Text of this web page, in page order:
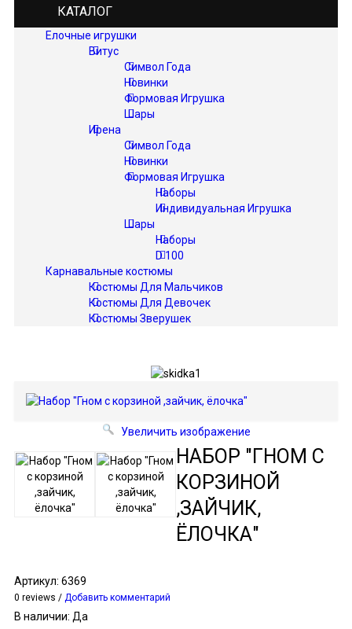
КАТАЛОГ
Елочные игрушки
Витус
Символ Года
Новинки
Формовая Игрушка
Шары
Ирена
Символ Года
Новинки
Формовая Игрушка
Наборы
Индивидуальная Игрушка
Шары
Наборы
D 100
Карнавальные костюмы
Костюмы Для Мальчиков
Костюмы Для Девочек
Костюмы Зверушек
Увеличить изображение
НАБОР "ГНОМ С
КОРЗИНОЙ
,ЗАЙЧИК,
ЁЛОЧКА"
Артикул: 6369
0 reviews / Добавить комментарий
В наличии: Да